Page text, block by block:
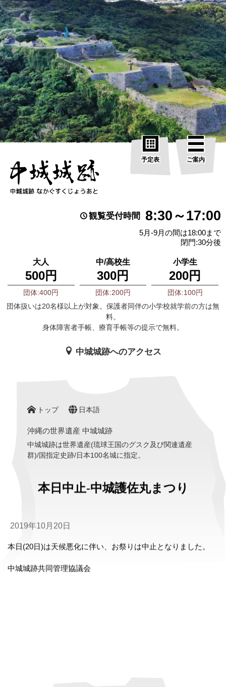
予定表 ご案内
観覧受付時間 8:30～17:00
5月-9月の間は18:00まで
閉門:30分後
大人
500円
団体:400円
中/高校生
300円
団体:200円
小学生
200円
団体:100円
団体扱いは20名様以上が対象。保護者同伴の小学校就学前の方は無
料。
身体障害者手帳、療育手帳等の提示で無料。
中城城跡へのアクセス
トップ 日本語
沖縄の世界遺産 中城城跡
中城城跡は世界遺産(琉球王国のグスク及び関連遺産
群)/国指定史跡/日本100名城に指定。
本日中止-中城護佐丸まつり
2019年10月20日
本日(20日)は天候悪化に伴い、お祭りは中止となりました。
中城城跡共同管理協議会